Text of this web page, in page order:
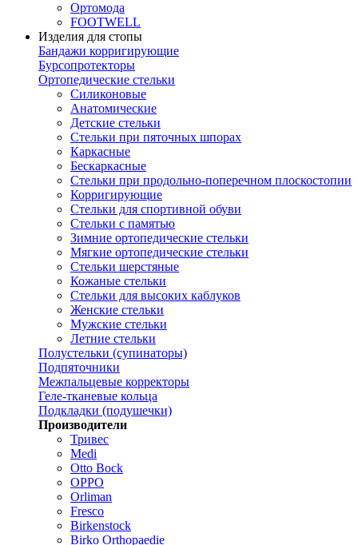
Ортомода
FOOTWELL
Изделия для стопы
Бандажи корригирующие
Бурсопротекторы
Ортопедические стельки
Силиконовые
Анатомические
Детские стельки
Стельки при пяточных шпорах
Каркасные
Бескаркасные
Стельки при продольно-поперечном плоскостопии
Корригирующие
Стельки для спортивной обуви
Стельки с памятью
Зимние ортопедические стельки
Мягкие ортопедические стельки
Стельки шерстяные
Кожаные стельки
Стельки для высоких каблуков
Женские стельки
Мужские стельки
Летние стельки
Полустельки (супинаторы)
Подпяточники
Межпальцевые корректоры
Геле-тканевые кольца
Подкладки (подушечки)
Производители
Тривес
Medi
Otto Bock
OPPO
Orliman
Fresco
Birkenstock
Birko Orthopaedie